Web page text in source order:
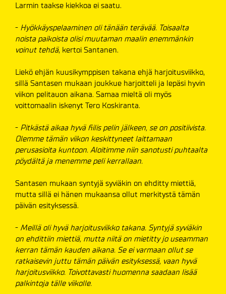
Larmin taakse kiekkoa ei saatu.
- Hyökkäyspelaaminen oli tänään terävää. Toisaalta
noista paikoista olisi muutaman maalin enemmänkin
voinut tehdä, kertoi Santanen.
Liekö ehjän kuusikymppisen takana ehjä harjoitusviikko,
sillä Santasen mukaan joukkue harjoitteli ja lepäsi hyvin
viikon pelitauon aikana. Samaa mieltä oli myös
voittomaalin iskenyt Tero Koskiranta.
- Pitkästä aikaa hyvä fiilis pelin jälkeen, se on positiivista.
Olemme tämän viikon keskittyneet laittamaan
perusasioita kuntoon. Aloitimme niin sanotusti puhtaalta
pöydältä ja menemme peli kerrallaan.
Santasen mukaan syntyjä syviäkin on ehditty miettiä,
mutta sillä ei hänen mukaansa ollut merkitystä tämän
päivän esityksessä.
- Meillä oli hyvä harjoitusviikko takana. Syntyjä syviäkin
on ehdittiin miettiä, mutta niitä on mietitty jo useamman
kerran tämän kauden aikana. Se ei varmaan ollut se
ratkaisevin juttu tämän päivän esityksessä, vaan hyvä
harjoitusviikko. Toivottavasti huomenna saadaan lisää
palkintoja tälle viikolle.